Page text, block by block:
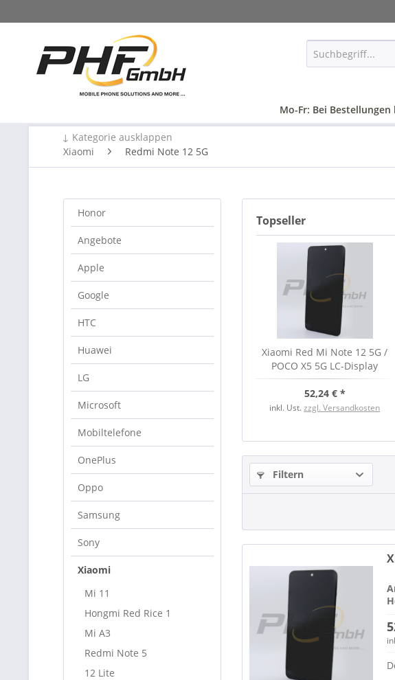
Mo-Fr: Bei
↓ Kategorie ausklappen
Xiaomi
Redmi Note 12 5G
Honor
Angebote
Apple
Google
HTC
Huawei
LG
Microsoft
Mobiltelefone
OnePlus
Oppo
Samsung
Sony
Xiaomi
Mi 11
Hongmi Red Rice 1
Mi A3
Redmi Note 5
12 Lite
Topseller
Xiaomi Red Mi Note 12 5G /
POCO X5 5G LC-Display
Einheit, black, Service Ware
52,24 € *
inkl. Ust.zzgl. Versandkosten
Filtern